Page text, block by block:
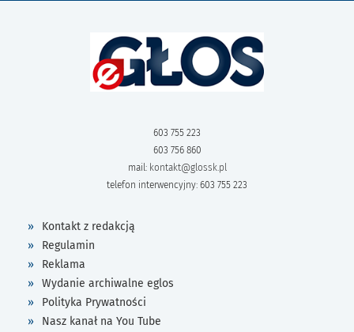
603 755 223
603 756 860
mail: kontakt@glossk.pl
telefon interwencyjny: 603 755 223
Kontakt z redakcją
Regulamin
Reklama
Wydanie archiwalne eglos
Polityka Prywatności
Nasz kanał na You Tube